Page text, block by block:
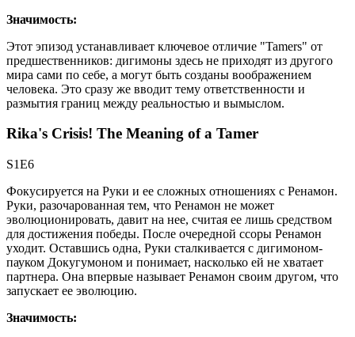
Значимость:
Этот эпизод устанавливает ключевое отличие "Tamers" от
предшественников: дигимоны здесь не приходят из другого
мира сами по себе, а могут быть созданы воображением
человека. Это сразу же вводит тему ответственности и
размытия границ между реальностью и вымыслом.
Rika's Crisis! The Meaning of a Tamer
S1E6
Фокусируется на Руки и ее сложных отношениях с Ренамон.
Руки, разочарованная тем, что Ренамон не может
эволюционировать, давит на нее, считая ее лишь средством
для достижения победы. После очередной ссоры Ренамон
уходит. Оставшись одна, Руки сталкивается с дигимоном-
пауком Докугумоном и понимает, насколько ей не хватает
партнера. Она впервые называет Ренамон своим другом, что
запускает ее эволюцию.
Значимость: